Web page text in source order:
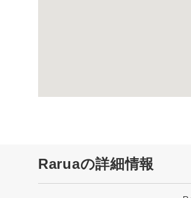
Raruaの詳細情報